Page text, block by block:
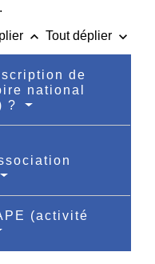
keyboard_arrow_up Tout déplier keyboard_arrow_down
de
national
?
(activité